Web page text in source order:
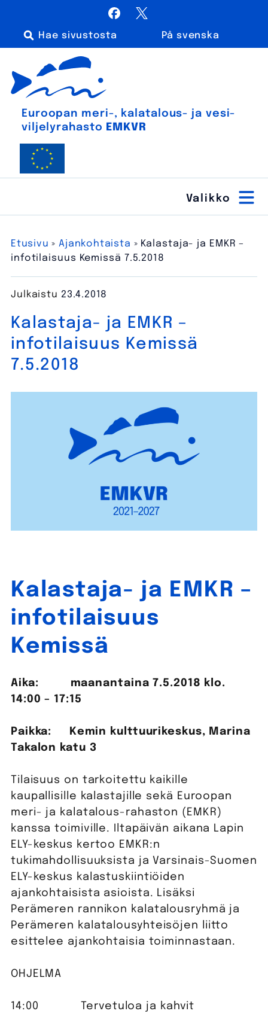
Facebook
På svenska
Haku:
Euroopan meri-, kalatalous- ja vesiviljelyrahasto
Euroopan meri-, kala­talous- ja vesi­
viljely­rahasto
EMKVR
Etusivu »Ajankohtaista » Kalastaja- ja EMKR –
infotilaisuus Kemissä 7.5.2018
Kalastaja- ja EMKR –
infotilaisuus Kemissä
7.5.2018
Julkaistu 23.4.2018
Kalastaja- ja EMKR –
infotilaisuus
Kemissä
Aika: maanantaina 7.5.2018 klo.
14:00 – 17:15
Paikka: Kemin kulttuurikeskus, Marina
Takalon katu 3
Tilaisuus on tarkoitettu kaikille
kaupallisille kalastajille sekä Euroopan
meri- ja kalatalous-rahaston (EMKR)
kanssa toimiville. Iltapäivän aikana Lapin
ELY-keskus kertoo EMKR:n
tukimahdollisuuksista ja Varsinais-Suomen
ELY-keskus kalastuskiintiöiden
ajankohtaisista asioista. Lisäksi
Perämeren rannikon kalatalousryhmä ja
Perämeren kalatalousyhteisöjen liitto
esittelee ajankohtaisia toiminnastaan.
OHJELMA
14:00 Tervetuloa ja kahvit